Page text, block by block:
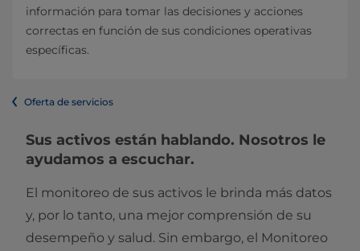
información para tomar las decisiones y acciones
correctas en función de sus condiciones operativas
específicas.
Oferta de servicios
Sus activos están hablando. Nosotros le
ayudamos a escuchar.
El monitoreo de sus activos le brinda más datos
y, por lo tanto, una mejor comprensión de su
desempeño y salud. Sin embargo, el Monitoreo